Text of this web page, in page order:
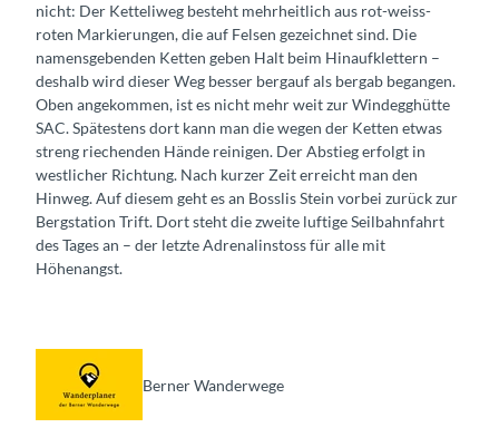
nicht: Der Ketteliweg besteht mehrheitlich aus rot-weiss-
roten Markierungen, die auf Felsen gezeichnet sind. Die
namensgebenden Ketten geben Halt beim Hinaufklettern –
deshalb wird dieser Weg besser bergauf als bergab begangen.
Oben angekommen, ist es nicht mehr weit zur Windegghütte
SAC. Spätestens dort kann man die wegen der Ketten etwas
streng riechenden Hände reinigen. Der Abstieg erfolgt in
westlicher Richtung. Nach kurzer Zeit erreicht man den
Hinweg. Auf diesem geht es an Bosslis Stein vorbei zurück zur
Bergstation Trift. Dort steht die zweite luftige Seilbahnfahrt
des Tages an – der letzte Adrenalinstoss für alle mit
Höhenangst.
Berner Wanderwege